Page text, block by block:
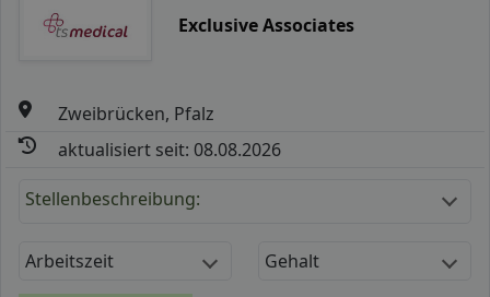
Exclusive Associates
Zweibrücken, Pfalz
aktualisiert seit: 08.08.2026
Stellenbeschreibung:
Arbeitszeit Gehalt